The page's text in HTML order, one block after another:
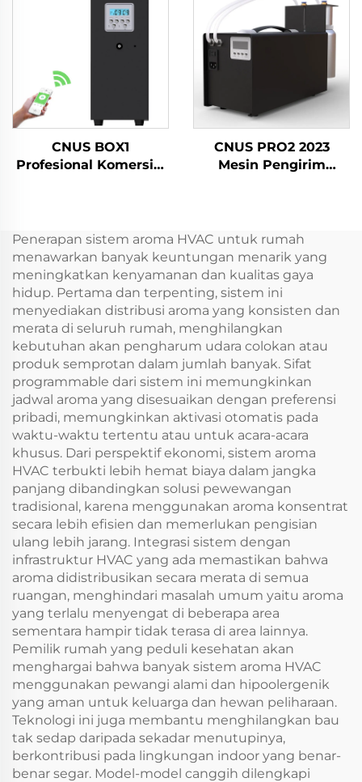
Display Kiosk
Otomatis Mesin
wewangian
CNUS BOX1
Profesional Komersial
CNUS PRO2 2023
Mesin Pengirim
Udara Diffuser Mesin
Pengering Udara
Penerapan sistem aroma HVAC untuk rumah
menawarkan banyak keuntungan menarik yang
meningkatkan kenyamanan dan kualitas gaya
hidup. Pertama dan terpenting, sistem ini
menyediakan distribusi aroma yang konsisten dan
merata di seluruh rumah, menghilangkan
kebutuhan akan pengharum udara colokan atau
produk semprotan dalam jumlah banyak. Sifat
programmable dari sistem ini memungkinkan
jadwal aroma yang disesuaikan dengan preferensi
pribadi, memungkinkan aktivasi otomatis pada
waktu-waktu tertentu atau untuk acara-acara
khusus. Dari perspektif ekonomi, sistem aroma
HVAC terbukti lebih hemat biaya dalam jangka
panjang dibandingkan solusi pewewangan
tradisional, karena menggunakan aroma konsentrat
secara lebih efisien dan memerlukan pengisian
ulang lebih jarang. Integrasi sistem dengan
infrastruktur HVAC yang ada memastikan bahwa
aroma didistribusikan secara merata di semua
ruangan, menghindari masalah umum yaitu aroma
yang terlalu menyengat di beberapa area
sementara hampir tidak terasa di area lainnya.
Pemilik rumah yang peduli kesehatan akan
menghargai bahwa banyak sistem aroma HVAC
menggunakan pewangi alami dan hipoolergenik
yang aman untuk keluarga dan hewan peliharaan.
Teknologi ini juga membantu menghilangkan bau
tak sedap daripada sekadar menutupinya,
berkontribusi pada lingkungan indoor yang benar-
benar segar. Model-model canggih dilengkapi